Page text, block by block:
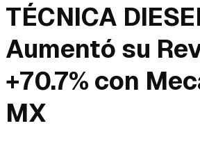
TÉCNICA
Aumentó su
+70.7% con
MX